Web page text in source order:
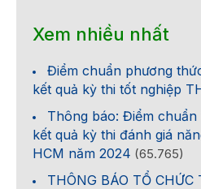
Xem nhiều nhất
Điểm chuẩn phương
kết quả kỳ thi tốt nghiệp
Thông báo: Điểm
kết quả kỳ thi đánh giá
HCM năm 2024 (65.765)
THÔNG BÁO TỔ